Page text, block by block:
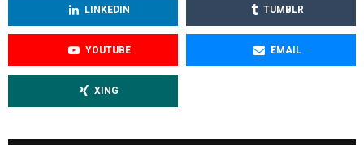
LINKEDIN TUMBLR
YOUTUBE EMAIL
XING